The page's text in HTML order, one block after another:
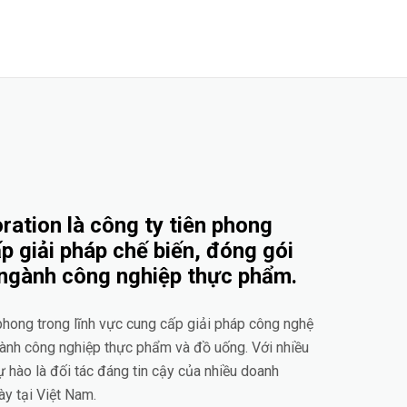
là công ty tiên phong
giải pháp chế biến, đóng gói
công nghiệp thực phẩm.
trong lĩnh vực cung cấp giải pháp công nghệ
công nghiệp thực phẩm và đồ uống. Với nhiều
hào là đối tác đáng tin cậy của nhiều doanh
tại Việt Nam.